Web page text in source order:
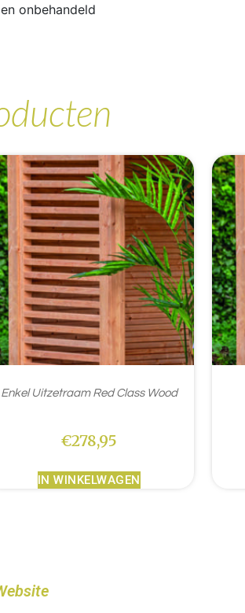
onbehandeld
Enkel Uitzetraam Red Class Wood
€278,95
IN WINKELWAGEN